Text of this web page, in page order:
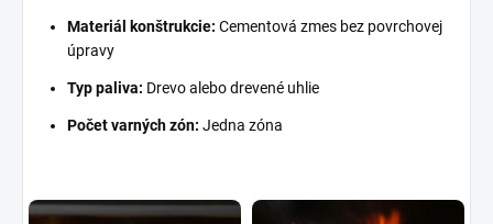
Materiál konštrukcie: Cementová zmes bez povrchovej
úpravy
Typ paliva: Drevo alebo drevené uhlie
Počet varných zón: Jedna zóna